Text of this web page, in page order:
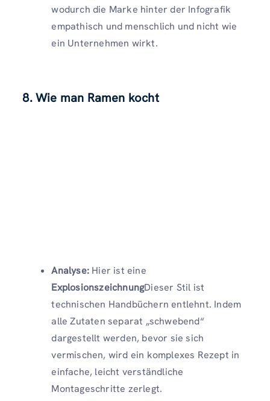
wodurch die Marke hinter der Infografik
empathisch und menschlich und nicht wie
ein Unternehmen wirkt.
8. Wie man Ramen kocht
Analyse: Hier ist eine
ExplosionszeichnungDieser Stil ist
technischen Handbüchern entlehnt. Indem
alle Zutaten separat „schwebend“
dargestellt werden, bevor sie sich
vermischen, wird ein komplexes Rezept in
einfache, leicht verständliche
Montageschritte zerlegt.